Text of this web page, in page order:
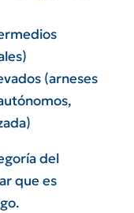
(arneses
del
que es